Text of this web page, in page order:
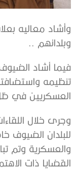
وأشاد معاليه
وبلدانهم ..
فيما أشاد
تنظيمه
العسكريين في ظل
وجرى خلال
للبلدان الضيوف
والعسكرية وتم
القضايا ذات